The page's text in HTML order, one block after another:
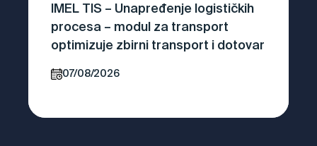
IMEL TIS – Unapređenje logističkih
procesa – modul za transport
optimizuje zbirni transport i dotovar
07/08/2026